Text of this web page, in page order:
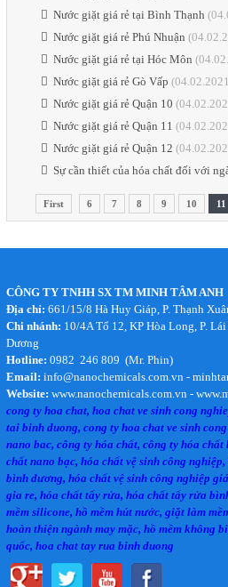
Nước giặt giá rẻ tại Bình Thạnh
Nước giặt giá rẻ Phú Nhuận
Nước giặt giá rẻ tại Hóc Môn
Nước giặt giá rẻ Gò Vấp
Nước giặt giá rẻ Quận 10
Nước giặt giá rẻ Quận 11
Nước giặt giá rẻ Quận 12
Sự cần thiết của hóa chất đối với
First 6 7 8 9 10 11
CÔNG TY TNHH SX TM MINH TÂM ANH
Địa chỉ: 661/15/8 Hà Huy Giáp, P. Thạnh
Chi nhánh: 10/4A Tổ 12, KP Hòa Long, P.
Dương
Hotline: 0982 246 809 (Mr. Phin)
Email: info@nanochemicals.com.vn -
Website: www.nanochemicals.com.vn -
cong ty hoa chat, hoa chat ve sinh cong
tai binh duong, cong ty hoa chat ve sinh
nano bac, công ty hóa chất, công ty hóa
chất nano bạc, hóa chất vệ sinh công
bình dương, hóa chất vệ sinh công nghiệp
gia re, hóa chất tẩy rửa, hóa chất tẩy rửa
mềm silicone, hồ mềm hút nước, giặt làm
hoàn thiện ngành may mặc, hồ mềm không
quốc, hoa chat tay rua binh duong